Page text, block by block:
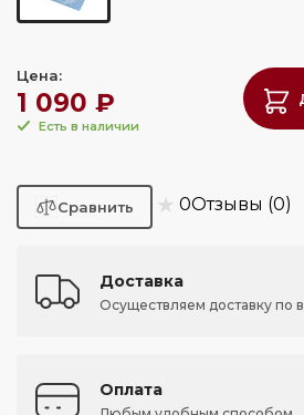
Цена:
1 090 ₽
Есть в наличии
★ 0Отзывы (0)
Доставка
Осуществляем доставку по
Оплата